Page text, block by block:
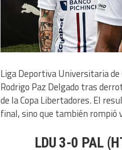
Liga Deportiva Universitaria
Rodrigo Paz Delgado tras
de la Copa Libertadores. El
final, sino que también rompió
LDU 3-0 PAL